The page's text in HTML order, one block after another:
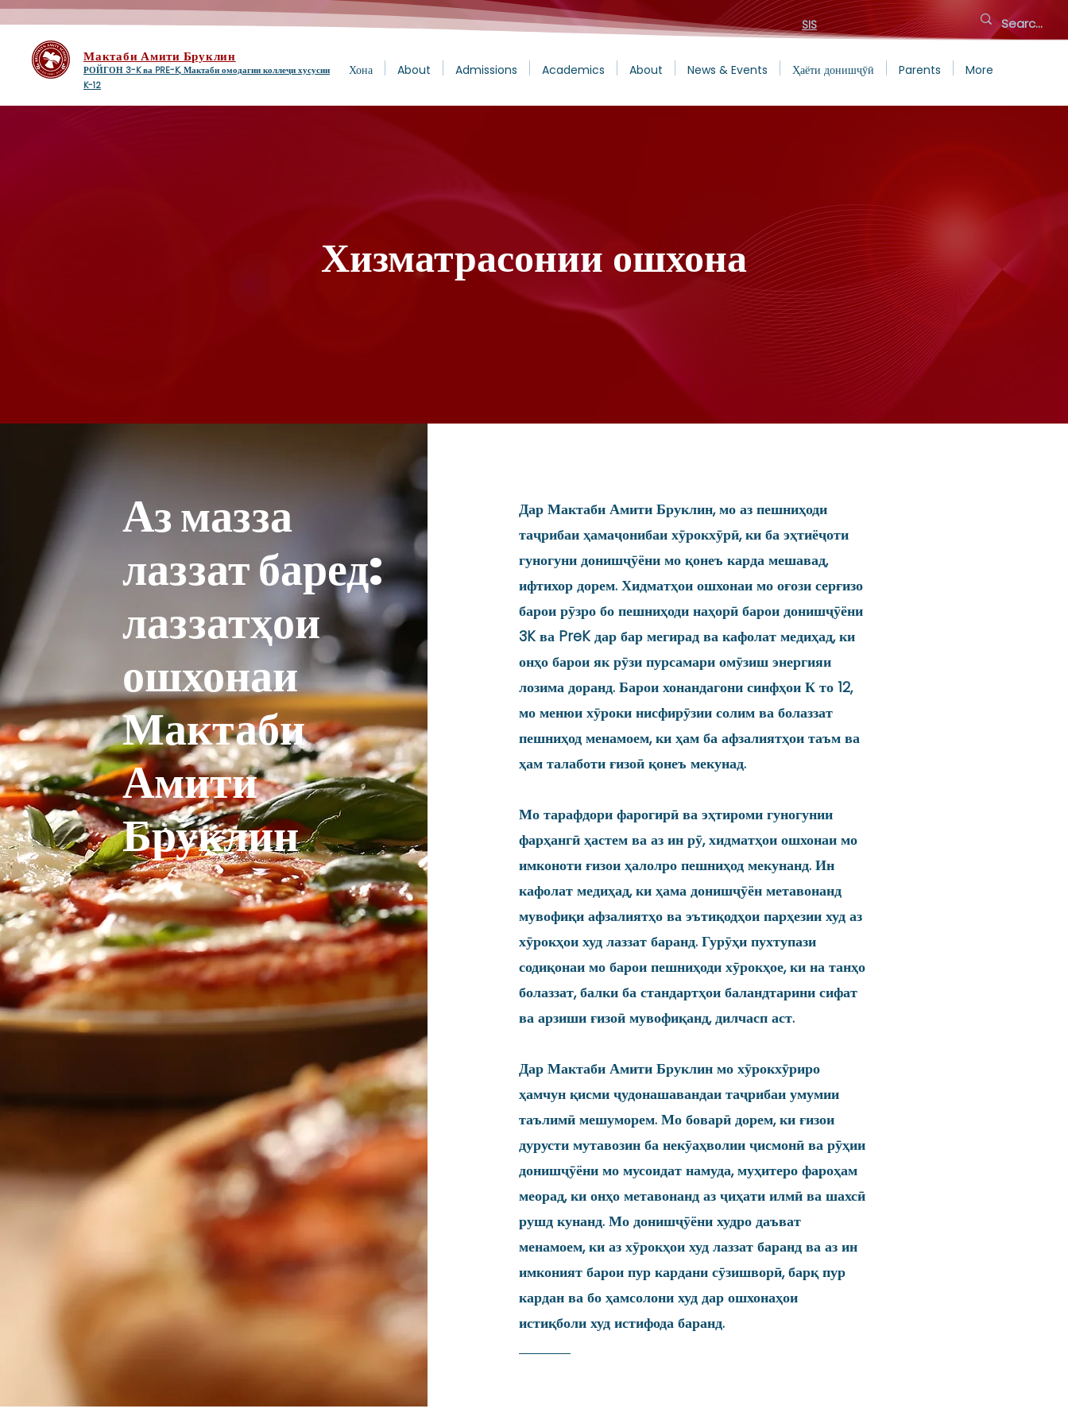
SIS
Мактаби Амити Бруклин
РОЙГОН 3-K ва PRE-K, Мактаби омодагии коллеҷи хусусии
K-12
Хона About Admissions Academics About News & Events Ҳаёти донишҷӯӣ Parents More
Хизматрасонии ошхона
Аз мазза
лаззат баред:
лаззатҳои
ошхонаи
Мактаби
Амити
Бруклин
Дар Мактаби Амити Бруклин, мо аз пешниҳоди
таҷрибаи ҳамаҷонибаи хӯрокхӯрӣ, ки ба эҳтиёҷоти
гуногуни донишҷӯёни мо қонеъ карда мешавад,
ифтихор дорем. Хидматҳои ошхонаи мо оғози серғизо
барои рӯзро бо пешниҳоди наҳорӣ барои донишҷӯёни
3K ва PreK дар бар мегирад ва кафолат медиҳад, ки
онҳо барои як рӯзи пурсамари омӯзиш энергияи
лозима доранд. Барои хонандагони синфҳои К то 12,
мо менюи хӯроки нисфирӯзии солим ва болаззат
пешниҳод менамоем, ки ҳам ба афзалиятҳои таъм ва
ҳам талаботи ғизоӣ қонеъ мекунад.
Мо тарафдори фарогирӣ ва эҳтироми гуногунии
фарҳангӣ ҳастем ва аз ин рӯ, хидматҳои ошхонаи мо
имконоти ғизои ҳалолро пешниҳод мекунанд. Ин
кафолат медиҳад, ки ҳама донишҷӯён метавонанд
мувофиқи афзалиятҳо ва эътиқодҳои парҳезии худ аз
хӯрокҳои худ лаззат баранд. Гурӯҳи пухтупази
содиқонаи мо барои пешниҳоди хӯрокҳое, ки на танҳо
болаззат, балки ба стандартҳои баландтарини сифат
ва арзиши ғизоӣ мувофиқанд, дилчасп аст.
Дар Мактаби Амити Бруклин мо хӯрокхӯриро
ҳамчун қисми ҷудонашавандаи таҷрибаи умумии
таълимӣ мешуморем. Мо боварӣ дорем, ки ғизои
дурусти мутавозин ба некӯаҳволии ҷисмонӣ ва рӯҳии
донишҷӯёни мо мусоидат намуда, муҳитеро фароҳам
меорад, ки онҳо метавонанд аз ҷиҳати илмӣ ва шахсӣ
рушд кунанд. Мо донишҷӯёни худро даъват
менамоем, ки аз хӯрокҳои худ лаззат баранд ва аз ин
имконият барои пур кардани сӯзишворӣ, барқ пур
кардан ва бо ҳамсолони худ дар ошхонаҳои
истиқболи худ истифода баранд.